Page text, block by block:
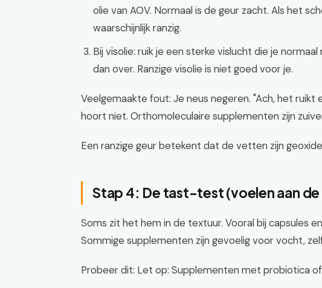
olie van AOV. Normaal is de geur zacht. Als het
waarschijnlijk ranzig.
Bij visolie: ruik je een sterke vislucht die je
dan over. Ranzige visolie is niet goed voor je.
Veelgemaakte fout: Je neus negeren. "Ach, het
hoort niet. Orthomoleculaire supplementen zijn
Een ranzige geur betekent dat de vetten zijn
Stap 4: De tast-test (voelen aan
Soms zit het hem in de textuur. Vooral bij capsules
Sommige supplementen zijn gevoelig voor vocht,
Probeer dit: Let op: Supplementen met probiotica